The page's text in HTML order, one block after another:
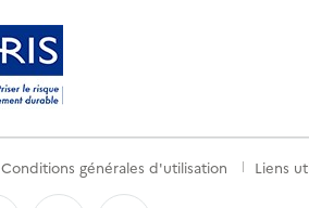
Conditions générales d'utilisation Liens